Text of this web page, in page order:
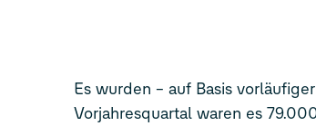
Es wurden – auf Basis
Vorjahresquartal waren es